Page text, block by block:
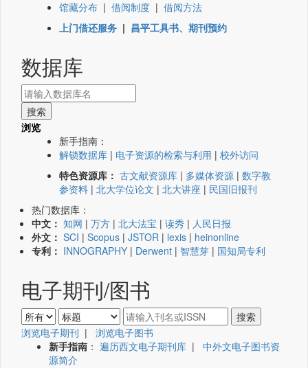
馆藏分布 | 借阅制度 | 借阅方法
上门借还服务 | 昌平工具书、期刊预约
数据库
浏览
新手指南：
解锁数据库 | 电子资源的检索与利用 | 校外访问
特色资源库： 古文献资源库 | 多媒体资源 | 数字教
参资料 | 北大学位论文 | 北大讲座 | 民国旧报刊
热门数据库：
中文： 知网 | 万方 | 北大法宝 | 读秀 | 人民日报
外文： SCI | Scopus | JSTOR | lexis | heinonline
专利： INNOGRAPHY | Derwent | 智慧芽 | 国知局专利
电子期刊/图书
浏览电子期刊 | 浏览电子图书
新手指南 ： 遍历西文电子期刊库 | 中外文电子图书资
源简介